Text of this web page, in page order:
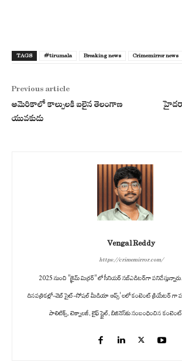
TAGS #tirumala Breaking news Crimemirror news
Previous article
అమెరికాలో కాల్పులకి బలైన తెలంగాణ
యువకుడు
Vengal Reddy
https://crimemirror.com/
2025 నుంచి "క్రైమ్ మిర్రర్" లో సీనియర్ సబ్‌ఎడిటర్‌గా
దినపత్రికల్లో-వెబ్ సైట్-సోషల్ మీడియా ఆప్స్' లలో కంటెంట్ క్రియేటర్ గా
పాలిటిక్స్‌, టెక్నాలజీ, లైఫ్‌ స్టైల్‌, బిజినెస్‌కు సంబంధించిన